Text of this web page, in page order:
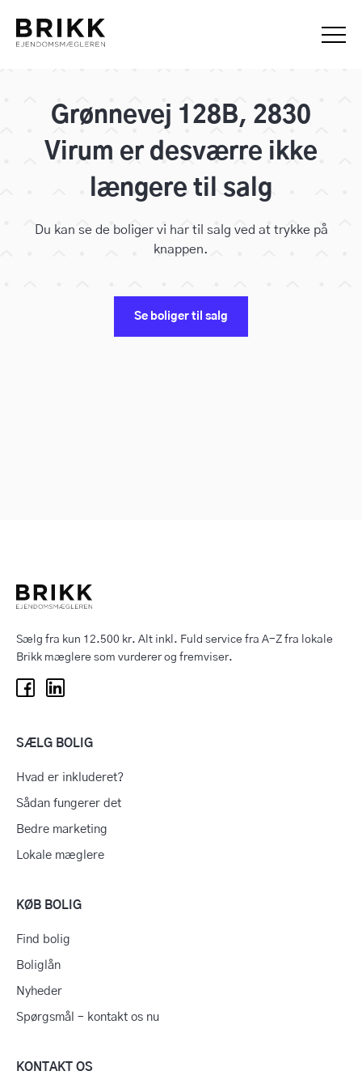
Grønnevej 128B, 2830
Virum er desværre ikke
længere til salg
Du kan se de boliger vi har til salg ved at trykke på
knappen.
Se boliger til salg
Sælg fra kun 12.500 kr. Alt inkl. Fuld service fra A-Z fra lokale
Brikk mæglere som vurderer og fremviser.
SÆLG BOLIG
Hvad er inkluderet?
Sådan fungerer det
Bedre marketing
Lokale mæglere
KØB BOLIG
Find bolig
Boliglån
Nyheder
Spørgsmål – kontakt os nu
KONTAKT OS